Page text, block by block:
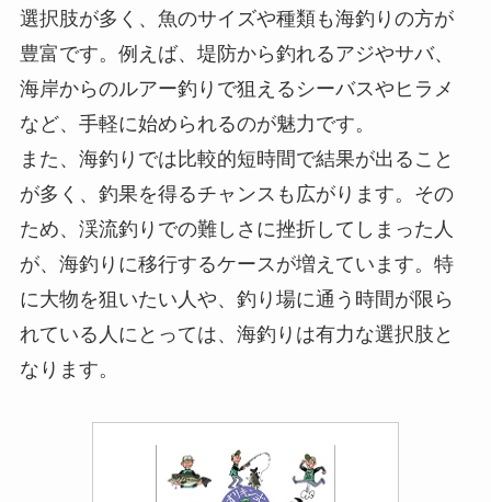
選択肢が多く、魚のサイズや種類も海釣りの方が
豊富です。例えば、堤防から釣れるアジやサバ、
海岸からのルアー釣りで狙えるシーバスやヒラメ
など、手軽に始められるのが魅力です。
また、海釣りでは比較的短時間で結果が出ること
が多く、釣果を得るチャンスも広がります。その
ため、渓流釣りでの難しさに挫折してしまった人
が、海釣りに移行するケースが増えています。特
に大物を狙いたい人や、釣り場に通う時間が限ら
れている人にとっては、海釣りは有力な選択肢と
なります。